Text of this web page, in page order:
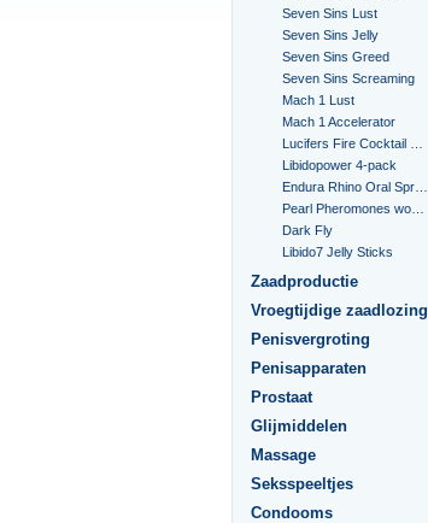
Seven Sins Lust
Seven Sins Jelly
Seven Sins Greed
Seven Sins Screaming
Mach 1 Lust
Mach 1 Accelerator
Libidopower 4-pack
Dark Fly
Libido7 Jelly Sticks
Zaadproductie
Vroegtijdige zaadlozing
Penisvergroting
Penisapparaten
Prostaat
Glijmiddelen
Massage
Seksspeeltjes
Condooms